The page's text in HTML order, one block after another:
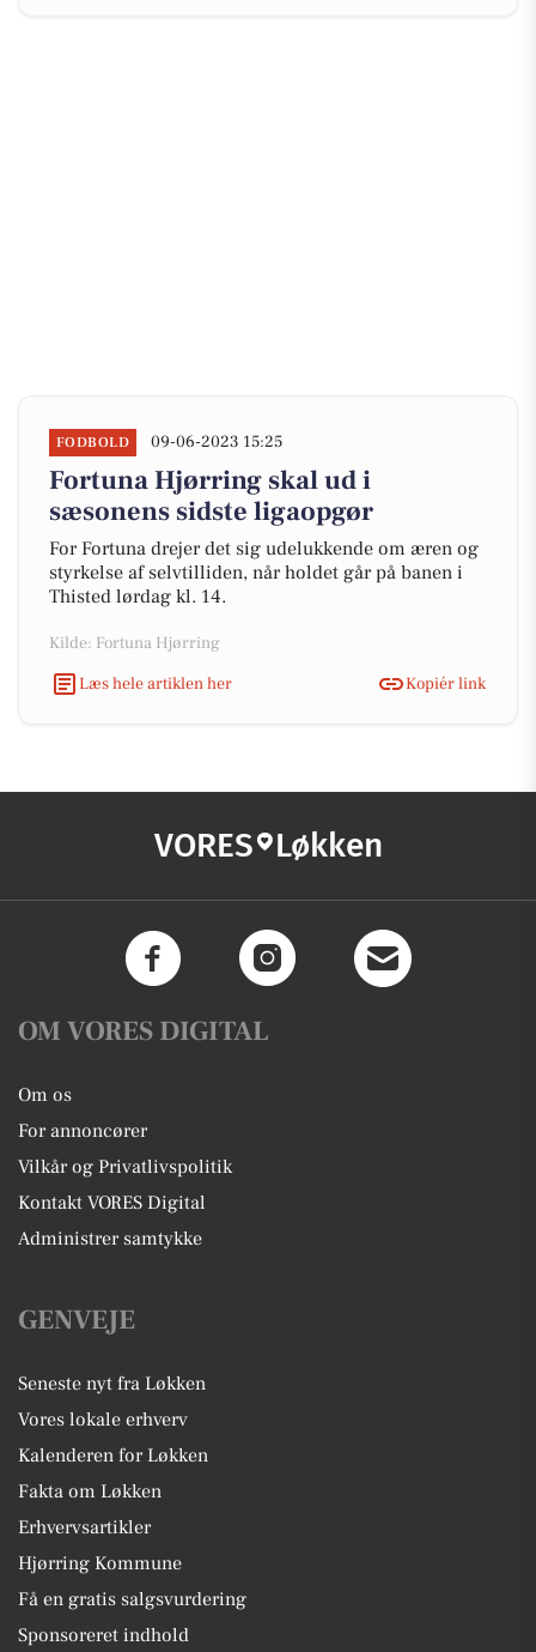
FODBOLD 09-06-2023 15:25
Fortuna Hjørring skal ud i
sæsonens sidste ligaopgør
For Fortuna drejer det sig udelukkende om æren og
styrkelse af selvtilliden, når holdet går på banen i
Thisted lørdag kl. 14.
Kilde: Fortuna Hjørring
Læs hele artiklen her
Kopiér link
VORES Løkken
OM VORES DIGITAL
Om os
For annoncører
Vilkår og Privatlivspolitik
Kontakt VORES Digital
Administrer samtykke
GENVEJE
Seneste nyt fra Løkken
Vores lokale erhverv
Kalenderen for Løkken
Fakta om Løkken
Erhvervsartikler
Hjørring Kommune
Få en gratis salgsvurdering
Sponsoreret indhold